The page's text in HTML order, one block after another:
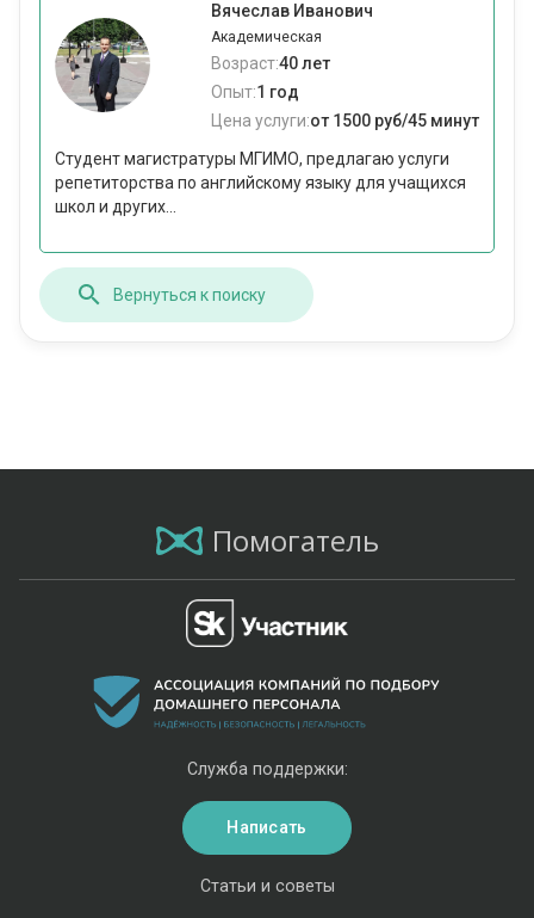
Вячеслав Иванович
Академическая
Возраст:40 лет
Опыт:1 год
Цена услуги:от 1500 руб/45 минут
Студент магистратуры МГИМО, предлагаю услуги
репетиторства по английскому языку для учащихся
школ и других...
Вернуться к поиску
Помогатель
Статьи и советы
Служба поддержки:
Написать